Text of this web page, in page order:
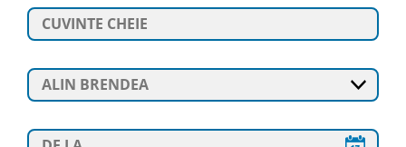
ALIN BRENDEA